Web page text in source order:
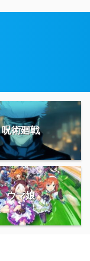
呪術廻戦
ウマ娘